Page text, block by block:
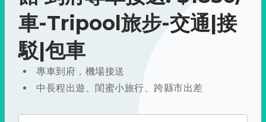
車-Tripool旅步-交通|接
駁|包車
專車到府，機場接送
中長程出遊、閨蜜小旅行、跨縣市出差